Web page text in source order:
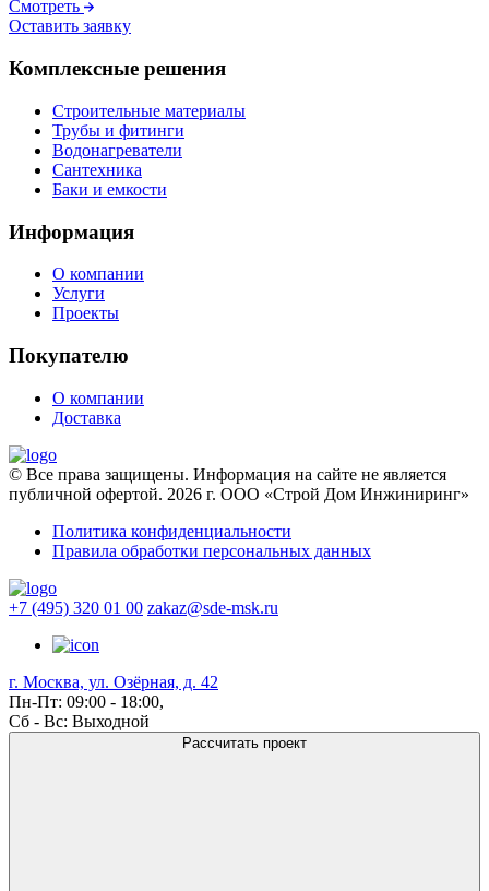
Смотреть
Оставить заявку
Комплексные решения
Строительные материалы
Трубы и фитинги
Водонагреватели
Сантехника
Баки и емкости
Информация
О компании
Услуги
Проекты
Покупателю
О компании
Доставка
© Все права защищены. Информация на сайте не является
публичной офертой. 2026 г. ООО «Строй Дом Инжиниринг»
Политика конфиденциальности
Правила обработки персональных данных
+7 (495) 320 01 00 zakaz@sde-msk.ru
г. Москва, ул. Озёрная, д. 42
Пн-Пт: 09:00 - 18:00,
Сб - Вс: Выходной
Рассчитать проект